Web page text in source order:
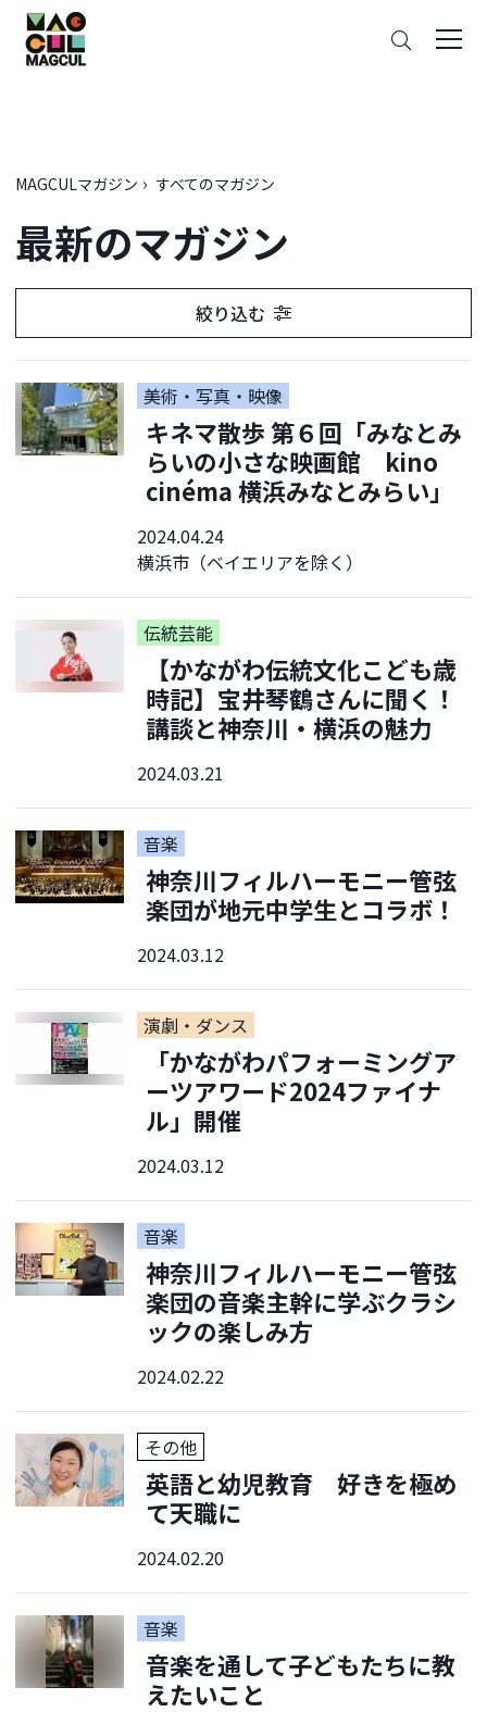
ン
テ
ン
キ
プ
MAGCULマガジン すべてのマガジン
最新のマガジン
絞り込む
美術・写真・映像
キネマ散歩 第６回「みなとみ
らいの小さな映画館 kino
cinéma 横浜みなとみらい」
2024.04.24
横浜市（ベイエリアを除く）
伝統芸能
【かながわ伝統文化こども歳
時記】宝井琴鶴さんに聞く！
講談と神奈川・横浜の魅力
2024.03.21
音楽
神奈川フィルハーモニー管弦
楽団が地元中学生とコラボ！
2024.03.12
演劇・ダンス
「かながわパフォーミングア
ーツアワード2024ファイナ
ル」開催
2024.03.12
音楽
神奈川フィルハーモニー管弦
楽団の音楽主幹に学ぶクラシ
ックの楽しみ方
2024.02.22
その他
英語と幼児教育 好きを極め
て天職に
2024.02.20
音楽
音楽を通して子どもたちに教
えたいこと